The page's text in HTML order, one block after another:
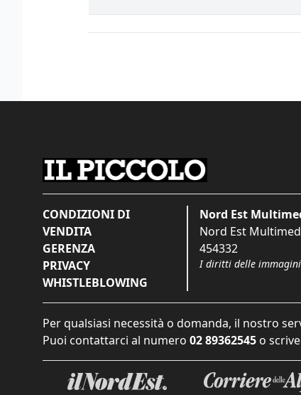
CONDIZIONI DI
VENDITA
GERENZA
PRIVACY
WHISTLEBLOWING
Nord Est
Nord Est
454332
I diritti delle immagini
Per qualsiasi necessità o domanda, il nostro
Puoi contattarci al numero 02 89362545 o